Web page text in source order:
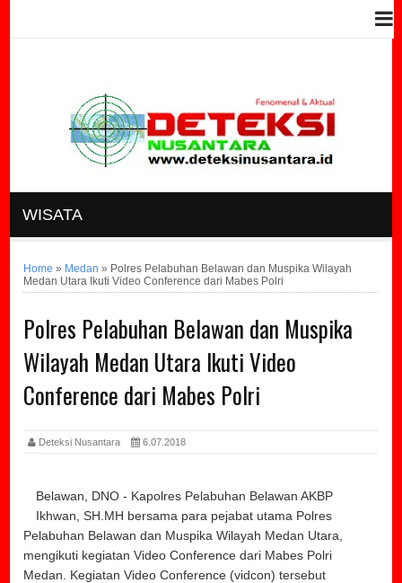
WISATA
Home » Medan » Polres Pelabuhan Belawan dan Muspika Wilayah
Medan Utara Ikuti Video Conference dari Mabes Polri
Polres Pelabuhan Belawan dan Muspika
Wilayah Medan Utara Ikuti Video
Conference dari Mabes Polri
Deteksi Nusantara 6.07.2018
Belawan, DNO - Kapolres Pelabuhan Belawan AKBP
Ikhwan, SH.MH bersama para pejabat utama Polres
Pelabuhan Belawan dan Muspika Wilayah Medan Utara,
mengikuti kegiatan Video Conference dari Mabes Polri
Medan. Kegiatan Video Conference (vidcon) tersebut